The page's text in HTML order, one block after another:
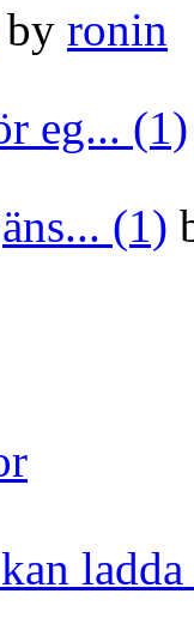
by ronin
eg... (1)
(1)